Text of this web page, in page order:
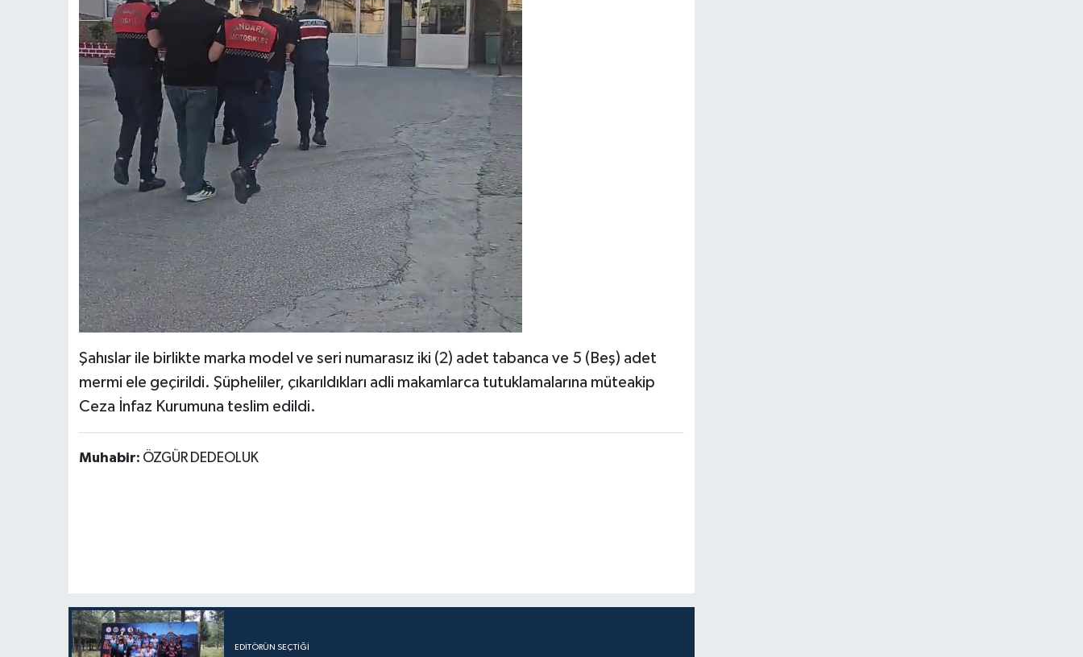
Şahıslar ile birlikte marka model ve seri numarasız iki (2) adet tabanca ve 5 (Beş) adet
mermi ele geçirildi. Şüpheliler, çıkarıldıkları adli makamlarca tutuklamalarına müteakip
Ceza İnfaz Kurumuna teslim edildi.
Muhabir: ÖZGÜR DEDEOLUK
EDITÖRÜN SEÇTIĞI